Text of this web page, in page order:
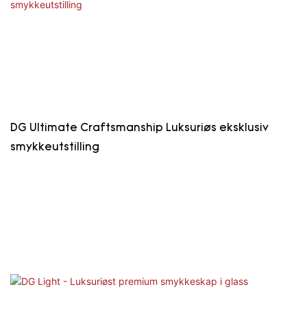
DG Ultimate Craftsmanship Luksuriøs eksklusiv
smykkeutstilling